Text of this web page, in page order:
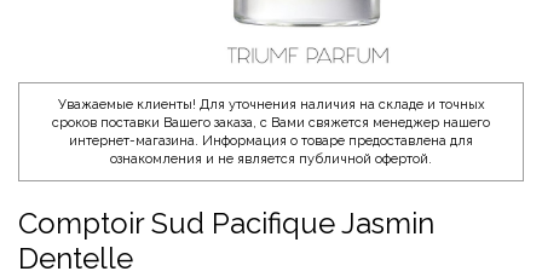
Уважаемые клиенты! Для уточнения наличия на складе и точных
сроков поставки Вашего заказа, с Вами свяжется менеджер нашего
интернет-магазина. Информация о товаре предоставлена для
ознакомления и не является публичной офертой.
Comptoir Sud Pacifique Jasmin
Dentelle